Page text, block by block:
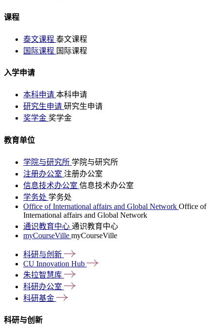
课程
泰文课程 泰文课程
国际课程 国际课程
入学申请
本科申请 本科申请
研究生申请 研究生申请
奖学金 奖学金
教育单位
学院与研究所 学院与研究所
注册办公室 注册办公室
信息技术办公室 信息技术办公室
学务处 学务处
Office of International affairs and Global Network Office of
International affairs and Global Network
通识教育中心 通识教育中心
myCourseVille myCourseVille
科研与创新
CU Innovation Hub
朱拉智慧库
科研办公室
科研基金
科研与创新